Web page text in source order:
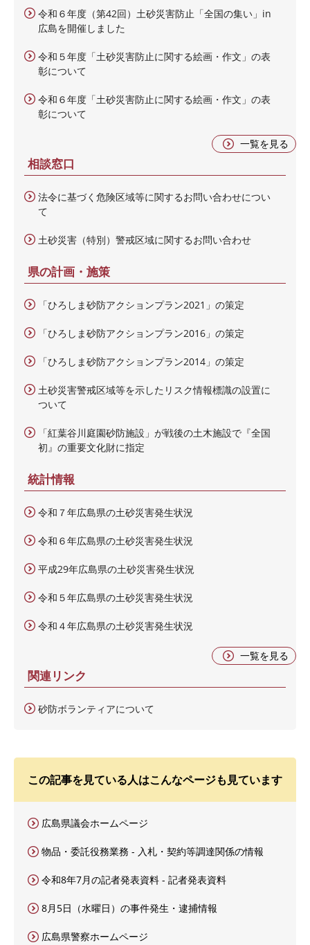
令和６年度（第42回）土砂災害防止「全国の集い」in
広島を開催しました
令和５年度「土砂災害防止に関する絵画・作文」の表
彰について
令和６年度「土砂災害防止に関する絵画・作文」の表
彰について
一覧を見る
相談窓口
法令に基づく危険区域等に関するお問い合わせについ
て
土砂災害（特別）警戒区域に関するお問い合わせ
県の計画・施策
「ひろしま砂防アクションプラン2021」の策定
「ひろしま砂防アクションプラン2016」の策定
「ひろしま砂防アクションプラン2014」の策定
土砂災害警戒区域等を示したリスク情報標識の設置に
ついて
「紅葉谷川庭園砂防施設」が戦後の土木施設で『全国
初』の重要文化財に指定
統計情報
令和７年広島県の土砂災害発生状況
令和６年広島県の土砂災害発生状況
平成29年広島県の土砂災害発生状況
令和５年広島県の土砂災害発生状況
令和４年広島県の土砂災害発生状況
一覧を見る
関連リンク
砂防ボランティアについて
この記事を見ている人はこんなページも見ています
広島県議会ホームページ
物品・委託役務業務 - 入札・契約等調達関係の情報
令和8年7月の記者発表資料 - 記者発表資料
8月5日（水曜日）の事件発生・逮捕情報
広島県警察ホームページ